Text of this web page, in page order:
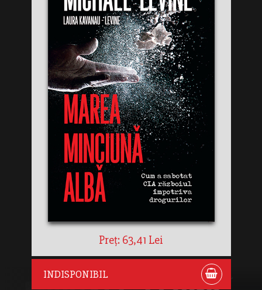
Preț: 63,41 Lei
INDISPONIBIL